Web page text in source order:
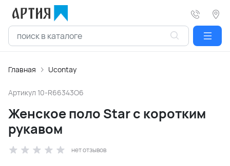
Главная Ucontay
Артикул 10-R66343O6
Женское поло Star с коротким
рукавом
нет отзывов